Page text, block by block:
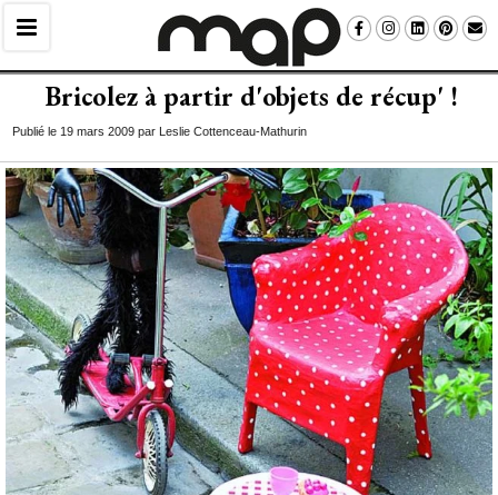
Bricolez à partir d'objets de récup' !
Publié le 19 mars 2009 par Leslie Cottenceau-Mathurin